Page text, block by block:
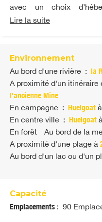
avec un choix
Lire la suite
Environnement
Au bord d'une rivière : la
A proximité d'un itinéraire
l'ancienne Mine
En campagne : Huelgoat à
En centre ville : Huelgoat à
En forêt Au bord de la
A proximité d'une plage à
Au bord d'un lac ou d'un
Capacité
Emplacements : 90